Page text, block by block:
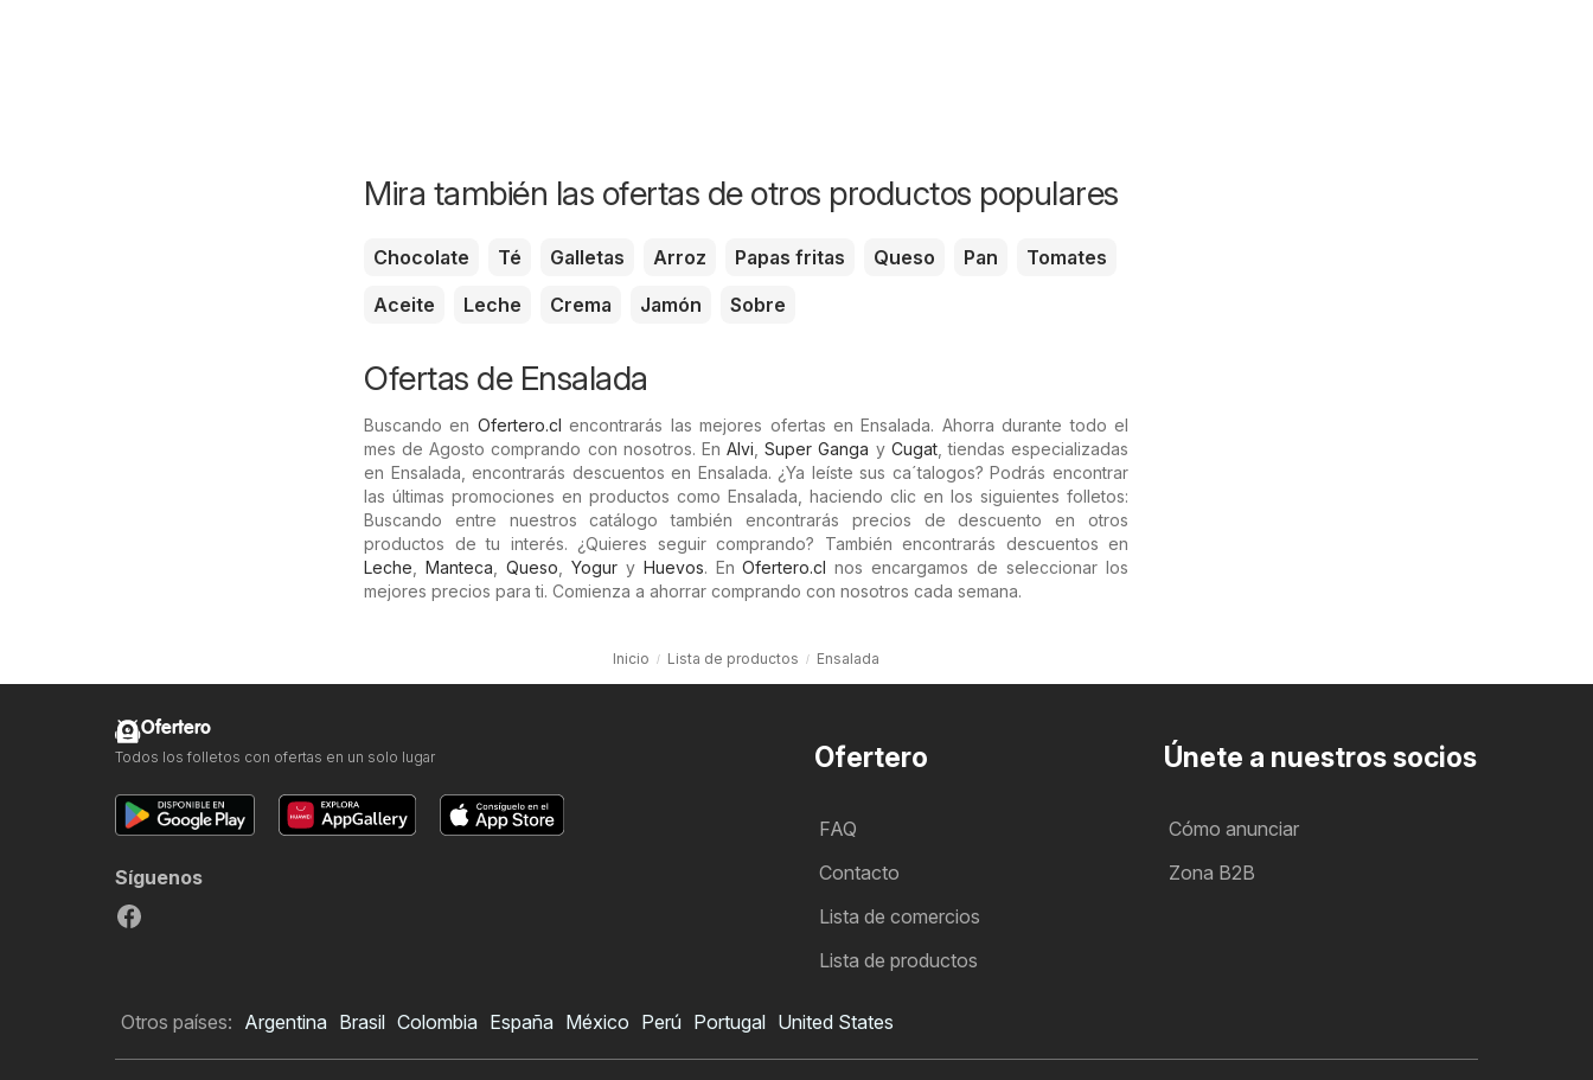
Mira también las ofertas de otros productos populares
Chocolate Té Galletas Arroz Papas fritas Queso Pan
Tomates
Aceite
Leche Crema Jamón Sobre
Ofertas de Ensalada
Buscando en Ofertero.cl encontrarás las mejores ofertas en Ensalada. Ahorra durante todo el
mes de Agosto comprando con nosotros. EnAlvi ,Super Ganga y Cugat, tiendas especializadas
en Ensalada, encontrarás descuentos en Ensalada. ¿Ya leíste sus ca´talogos? Podrás encontrar
las últimas promociones en productos como Ensalada, haciendo clic en los siguientes folletos:
Buscando entre nuestros catálogo también encontrarás precios de descuento en otros
productos de tu interés. ¿Quieres seguir comprando? También encontrarás descuentos en
Leche
Manteca Queso Yogury Huevos. EnOfertero.cl nos encargamos de seleccionar los
mejores precios para ti. Comienza a ahorrar comprando con nosotros cada semana.
Inicio Lista de productos Ensalada
Ofertero
FAQ
Contacto
Lista de comercios
Lista de productos
Únete a nuestros socios
Cómo anunciar
Zona B2B
Ofertero
Todos los folletos con ofertas en un solo lugar
Síguenos
Otros países: Argentina Brasil Colombia España México Perú Portugal United States